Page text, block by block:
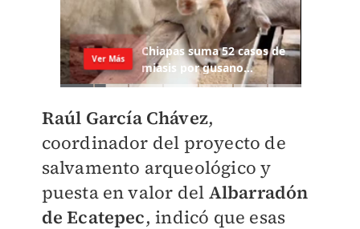
Raúl García Chávez,
coordinador del proyecto de
salvamento arqueológico y
puesta en valor del Albarradón
de Ecatepec, indicó que esas